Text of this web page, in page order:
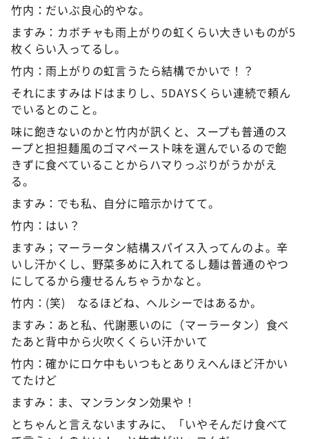
竹内：だいぶ良心的やな。
ますみ：カボチャも雨上がりの虹くらい大きいものが5
枚くらい入ってるし。
竹内：雨上がりの虹言うたら結構でかいで！？
それにますみはドはまりし、5DAYSくらい連続で頼ん
でいるとのこと。
味に飽きないのかと竹内が訊くと、スープも普通のス
ープと担担麺風のゴマペースト味を選んでいるので飽
きずに食べていることからハマりっぷりがうかがえ
る。
ますみ：でも私、自分に暗示かけてて。
竹内：はい？
ますみ；マーラータン結構スパイス入ってんのよ。辛
いし汗かくし、野菜多めに入れてるし麺は普通のやつ
にしてるから痩せるんちゃうかなと。
竹内：(笑) なるほどね、ヘルシーではあるか。
ますみ：あと私、代謝悪いのに（マーラータン）食べ
たあと背中から火吹くくらい汗かいて
竹内：確かにロケ中もいつもとありえへんほど汗かい
てたけど
ますみ：ま、マンランタン効果や！
とちゃんと言えないますみに、「いやそんだけ食べて